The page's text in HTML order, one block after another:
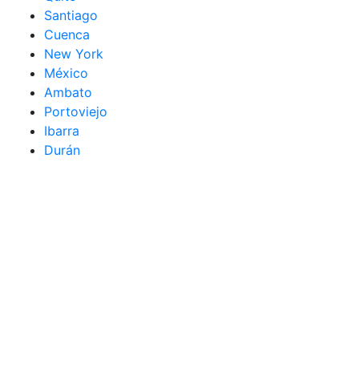
Santiago
Cuenca
New York
México
Ambato
Portoviejo
Ibarra
Durán